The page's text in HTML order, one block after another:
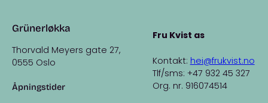
Grünerløkka
Thorvald Meyers gate 27,
0555 Oslo
Åpningstider
Fru Kvist as
Kontakt: hei@frukvist.no
Tlf/sms: +47 932 45 327
Org. nr. 916074514